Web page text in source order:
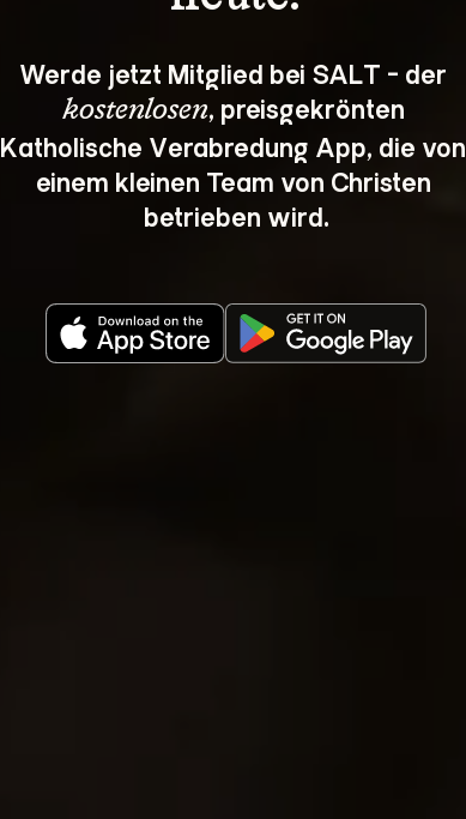
Werde jetzt Mitglied bei SALT - der
kostenlosen, preisgekrönten
Katholische Verabredung App, die von
einem kleinen Team von Christen
betrieben wird.